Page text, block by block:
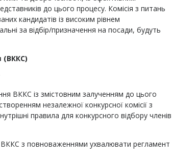
до цього процесу. Комісія з питань
кандидатів із високим рівнем
за відбір/призначення на посади, будуть
(ВККС)
ВККС із змістовним залученням до цього
незалежної конкурсної комісії з
правила для конкурсного відбору членів
з повноваженнями ухвалювати регламент